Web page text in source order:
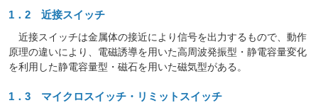
1．2 近接スイッチ
近接スイッチは金属体の接近により信号を出力するもので、動作
原理の違いにより、電磁誘導を用いた高周波発振型・静電容量変化
を利用した静電容量型・磁石を用いた磁気型がある。
1．3 マイクロスイッチ・リミットスイッチ